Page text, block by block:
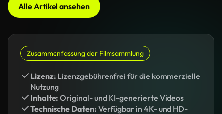
Alle Artikel ansehen
Zusammenfassung der Filmsammlung
Lizenz: Lizenzgebührenfrei für die kommerzielle
Nutzung
Inhalte: Original- und KI-generierte Videos
Technische Daten: Verfügbar in 4K- und HD-